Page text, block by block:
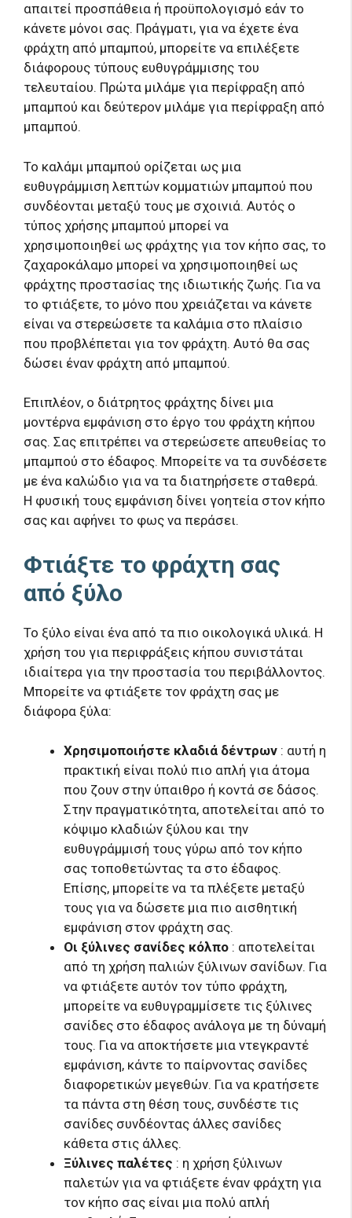
απαιτεί προσπάθεια ή προϋπολογισμό εάν το
κάνετε μόνοι σας. Πράγματι, για να έχετε ένα
φράχτη από μπαμπού, μπορείτε να επιλέξετε
διάφορους τύπους ευθυγράμμισης του
τελευταίου. Πρώτα μιλάμε για περίφραξη από
μπαμπού και δεύτερον μιλάμε για περίφραξη από
μπαμπού.
Το καλάμι μπαμπού ορίζεται ως μια
ευθυγράμμιση λεπτών κομματιών μπαμπού που
συνδέονται μεταξύ τους με σχοινιά. Αυτός ο
τύπος χρήσης μπαμπού μπορεί να
χρησιμοποιηθεί ως φράχτης για τον κήπο σας, το
ζαχαροκάλαμο μπορεί να χρησιμοποιηθεί ως
φράχτης προστασίας της ιδιωτικής ζωής. Για να
το φτιάξετε, το μόνο που χρειάζεται να κάνετε
είναι να στερεώσετε τα καλάμια στο πλαίσιο
που προβλέπεται για τον φράχτη. Αυτό θα σας
δώσει έναν φράχτη από μπαμπού.
Επιπλέον, ο διάτρητος φράχτης δίνει μια
μοντέρνα εμφάνιση στο έργο του φράχτη κήπου
σας. Σας επιτρέπει να στερεώσετε απευθείας το
μπαμπού στο έδαφος. Μπορείτε να τα συνδέσετε
με ένα καλώδιο για να τα διατηρήσετε σταθερά.
Η φυσική τους εμφάνιση δίνει γοητεία στον κήπο
σας και αφήνει το φως να περάσει.
Φτιάξτε το φράχτη σας
από ξύλο
Το ξύλο είναι ένα από τα πιο οικολογικά υλικά. Η
χρήση του για περιφράξεις κήπου συνιστάται
ιδιαίτερα για την προστασία του περιβάλλοντος.
Μπορείτε να φτιάξετε τον φράχτη σας με
διάφορα ξύλα:
Χρησιμοποιήστε κλαδιά δέντρων : αυτή η
πρακτική είναι πολύ πιο απλή για άτομα
που ζουν στην ύπαιθρο ή κοντά σε δάσος.
Στην πραγματικότητα, αποτελείται από το
κόψιμο κλαδιών ξύλου και την
ευθυγράμμισή τους γύρω από τον κήπο
σας τοποθετώντας τα στο έδαφος.
Επίσης, μπορείτε να τα πλέξετε μεταξύ
τους για να δώσετε μια πιο αισθητική
εμφάνιση στον φράχτη σας.
Οι ξύλινες σανίδες κόλπο : αποτελείται
από τη χρήση παλιών ξύλινων σανίδων. Για
να φτιάξετε αυτόν τον τύπο φράχτη,
μπορείτε να ευθυγραμμίσετε τις ξύλινες
σανίδες στο έδαφος ανάλογα με τη δύναμή
τους. Για να αποκτήσετε μια ντεγκραντέ
εμφάνιση, κάντε το παίρνοντας σανίδες
διαφορετικών μεγεθών. Για να κρατήσετε
τα πάντα στη θέση τους, συνδέστε τις
σανίδες συνδέοντας άλλες σανίδες
κάθετα στις άλλες.
Ξύλινες παλέτες : η χρήση ξύλινων
παλετών για να φτιάξετε έναν φράχτη για
τον κήπο σας είναι μια πολύ απλή